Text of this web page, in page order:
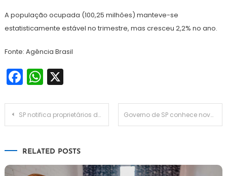
A população ocupada (100,25 milhões) manteve-se
estatisticamente estável no trimestre, mas cresceu 2,2% no ano.
Fonte: Agência Brasil
Facebook
WhatsApp
X
Navegação
SP notifica proprietários de mais de 639 mil veículos com IPVA em atraso Governo de SP conhece novo projeto de ampliação do aeroporto de Congonhas
RELATED POSTS